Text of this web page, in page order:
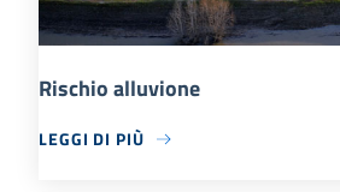
Rischio alluvione
LEGGI DI PIÙ